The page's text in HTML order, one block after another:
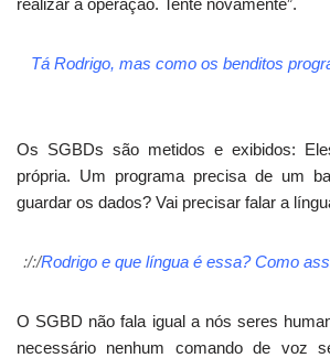
Tá Rodrigo, mas como os benditos
Os SGBDs são metidos e exibidos:
própria. Um programa precisa de um
guardar os dados? Vai precisar falar a
:/:/Rodrigo e que língua é essa? Como
O SGBD não fala igual a nós seres
necessário nenhum comando de voz